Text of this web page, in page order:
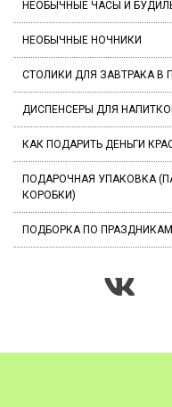
НЕОБЫЧНЫЕ ЧАСЫ И
НЕОБЫЧНЫЕ НОЧНИКИ
СТОЛИКИ ДЛЯ ЗАВТРАКА В
ДИСПЕНСЕРЫ ДЛЯ
КАК ПОДАРИТЬ ДЕНЬГИ
ПОДАРОЧНАЯ УПАКОВКА
КОРОБКИ)
ПОДБОРКА ПО ПРАЗДНИКАМ